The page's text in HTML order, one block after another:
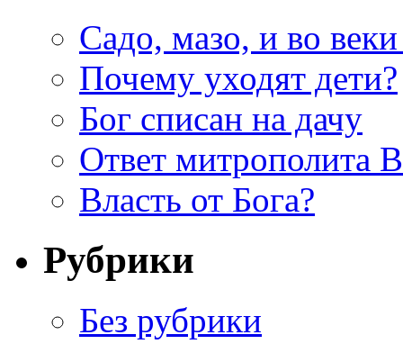
Садо, мазо, и во веки
Почему уходят дети?
Бог списан на дачу
Ответ митрополита
Власть от Бога?
Рубрики
Без рубрики